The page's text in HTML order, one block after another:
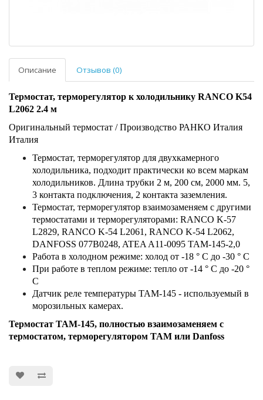
Описание Отзывов (0)
Термостат, терморегулятор к холодильнику RANCO K54
L2062 2.4 м
Оригинальный термостат / Производство РАНКО Италия
Италия
Термостат, терморегулятор для двухкамерного
холодильника, подходит практически ко всем маркам
холодильников. Длина трубки 2 м, 200 см, 2000 мм. 5,
3 контакта подключения, 2 контакта заземления.
Термостат, терморегулятор взаимозаменяем с другими
термостатами и терморегуляторами: RANCO K-57
L2829, RANCO K-54 L2061, RANCO K-54 L2062,
DANFOSS 077B0248, ATEA A11-0095 ТАМ-145-2,0
Работа в холодном режиме: холод от -18 ° С до -30 ° С
При работе в теплом режиме: тепло от -14 ° С до -20 °
С
Датчик реле температуры ТАМ-145 - используемый в
морозильных камерах.
Термостат ТАМ-145, полностью взаимозаменяем с
термостатом, терморегулятором ТАМ или Danfoss